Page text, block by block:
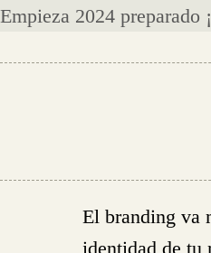
Empieza 2024 preparado
El branding va
identidad de tu